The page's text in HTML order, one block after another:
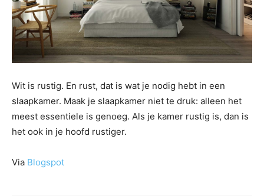
Wit is rustig. En rust, dat is wat je nodig hebt in een
slaapkamer. Maak je slaapkamer niet te druk: alleen het
meest essentiele is genoeg. Als je kamer rustig is, dan is
het ook in je hoofd rustiger.
Via Blogspot